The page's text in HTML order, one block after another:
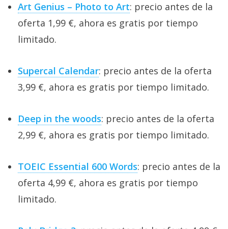
Art Genius – Photo to Art: precio antes de la
oferta 1,99 €, ahora es gratis por tiempo
limitado.
Supercal Calendar: precio antes de la oferta
3,99 €, ahora es gratis por tiempo limitado.
Deep in the woods: precio antes de la oferta
2,99 €, ahora es gratis por tiempo limitado.
TOEIC Essential 600 Words: precio antes de la
oferta 4,99 €, ahora es gratis por tiempo
limitado.